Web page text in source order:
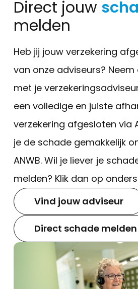
Direct jouw
melden
Heb jij jouw verzekering
van onze adviseurs?
met je
een volledige en juiste
verzekering afgesloten via
je de schade gemakkelijk
ANWB. Wil je liever je
melden? Klik dan op
Vind jouw adviseur
Direct schade melden